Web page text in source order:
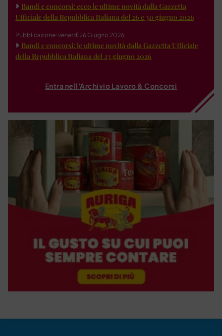
Bandi e concorsi: ecco le ultime novità dalla Gazzetta
Ufficiale della Repubblica Italiana del 26 e 30 giugno 2026
Pubblicazione: venerdì 26 Giugno 2026
Bandi e concorsi: le ultime novità dalla Gazzetta Ufficiale
della Repubblica Italiana del 23 giugno 2026
Entra nell'Archivio Lavoro & Concorsi